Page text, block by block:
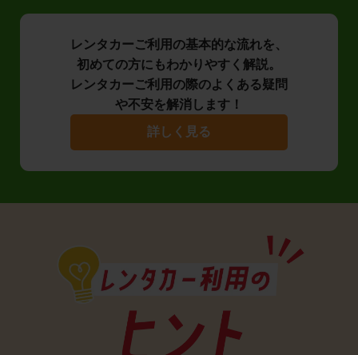
レンタカーご利用の基本的な流れを、
初めての方にもわかりやすく解説。
レンタカーご利用の際のよくある疑問
や不安を解消します！
詳しく見る